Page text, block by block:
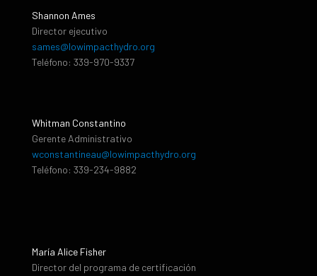
Shannon Ames
Director ejecutivo
sames@lowimpacthydro.org
Teléfono: 339-970-9337
Whitman Constantino
Gerente Administrativo
wconstantineau@lowimpacthydro.org
Teléfono: 339-234-9882
María Alice Fisher
Director del programa de certificación